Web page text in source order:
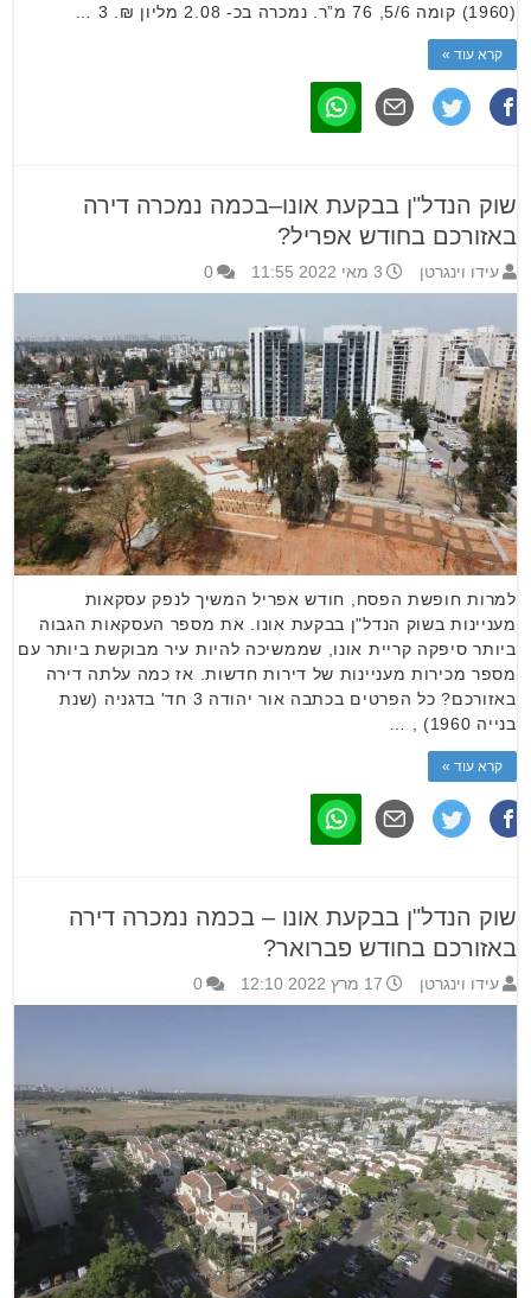
(1960) קומה 5/6, 76 מ”ר. נמכרה בכ- 2.08 מליון ₪. 3 …
קרא עוד »
שוק הנדל"ן בבקעת אונו–בכמה נמכרה דירה
באזורכם בחודש אפריל?
עידו וינגרטן 3 מאי 2022 11:55 0
למרות חופשת הפסח, חודש אפריל המשיך לנפק עסקאות
מעניינות בשוק הנדל"ן בבקעת אונו. את מספר העסקאות הגבוה
ביותר סיפקה קריית אונו, שממשיכה להיות עיר מבוקשת ביותר עם
מספר מכירות מעניינות של דירות חדשות. אז כמה עלתה דירה
באזורכם? כל הפרטים בכתבה אור יהודה 3 חד' בדגניה (שנת
בנייה 1960) , …
קרא עוד »
שוק הנדל"ן בבקעת אונו – בכמה נמכרה דירה
באזורכם בחודש פברואר?
עידו וינגרטן 17 מרץ 2022 12:10 0